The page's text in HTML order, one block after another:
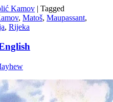
Kamov | Tagged
, Matoš, Maupassant,
, Rijeka